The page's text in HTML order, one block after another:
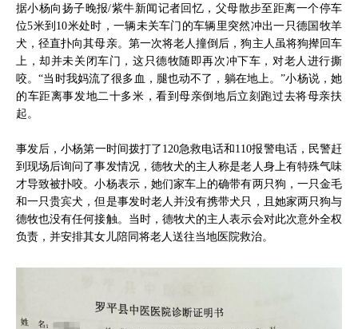
据小杨向扬子晚报/紫牛新闻记者回忆，父母散步至距离一个停车
位5米到10米处时，一辆未关车门的车辆里突然冲出一只德国牧羊
犬，径直扑向其母亲。第一次将老人撞倒后，狗主人虽将狗撵回车
上，却并未关闭车门，这只德牧随即再次冲下车，对老人进行撕
咬。“当时我妈流了很多血，腿也动不了，躺在地上。”小杨说，她
的车距离事发地二十多米，看到母亲倒地后立刻跑过去将母亲扶
起。
事发后，小杨第一时间拨打了120急救电话和110报警电话，民警赶
到现场后询问了事发情况，德牧犬的主人称是老人身上有特殊气味
才导致被扑咬。小杨表示，她们家车上的确带有两只狗，一只金毛
和一只贵宾犬，但是事发时老人并没有携带犬只，且她家两只狗与
德牧也没有任何接触。当时，德牧犬的主人表示会对此次意外全权
负责，并安排其女儿陪同将老人送往当地医院救治。